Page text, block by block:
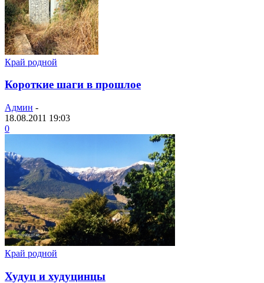
Край родной
Короткие шаги в прошлое
Админ -
18.08.2011 19:03
0
Край родной
Худуц и худуцинцы